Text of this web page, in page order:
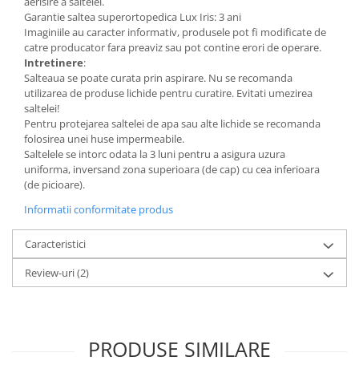
Garantie saltea superortopedica Lux Iris: 3 ani
Imaginiile au caracter informativ, produsele pot fi modificate de
catre producator fara preaviz sau pot contine erori de operare.
Intretinere:
Salteaua se poate curata prin aspirare. Nu se recomanda
utilizarea de produse lichide pentru curatire. Evitati umezirea
saltelei!
Pentru protejarea saltelei de apa sau alte lichide se recomanda
folosirea unei huse impermeabile.
Saltelele se intorc odata la 3 luni pentru a asigura uzura
uniforma, inversand zona superioara (de cap) cu cea inferioara
(de picioare).
Informatii conformitate produs
Caracteristici
Review-uri(2)
PRODUSE SIMILARE